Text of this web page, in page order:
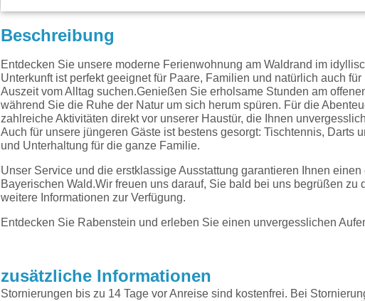
Beschreibung
Entdecken Sie unsere moderne Ferienwohnung am Waldrand im
Unterkunft ist perfekt geeignet für Paare, Familien und natürlich auch
Auszeit vom Alltag suchen.Genießen Sie erholsame Stunden am
während Sie die Ruhe der Natur um sich herum spüren. Für die
zahlreiche Aktivitäten direkt vor unserer Haustür, die Ihnen
Auch für unsere jüngeren Gäste ist bestens gesorgt: Tischtennis, Darts
und Unterhaltung für die ganze Familie.
Unser Service und die erstklassige Ausstattung garantieren Ihnen
Bayerischen Wald.Wir freuen uns darauf, Sie bald bei uns begrüßen zu
weitere Informationen zur Verfügung.
Entdecken Sie Rabenstein und erleben Sie einen unvergesslichen
zusätzliche Informationen
Stornierungen bis zu 14 Tage vor Anreise sind kostenfrei. Bei